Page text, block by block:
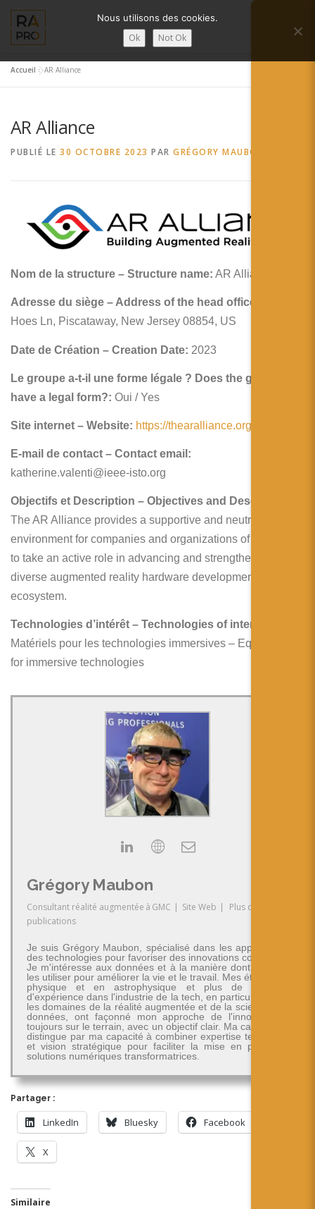
contenu
Menu
SERVICES RA’PRO
English
简体中文
日本語
Español
Accueil »AR Alliance
AR Alliance
PUBLIÉ LE 30 OCTOBRE 2023 PAR GRÉGORY MAUBON
Nom de la structure – Structure name: AR Alliance
Adresse du siège – Address of the head office:
Hoes Ln, Piscataway, New Jersey 08854, US
Date de Création – Creation Date: 2023
Le groupe a-t-il une forme légale ? Does the group
have a legal form?: Oui / Yes
Site internet – Website: https://thearalliance.org
E-mail de contact – Contact email:
katherine.valenti@ieee-isto.org
Objectifs et Description – Objectives and Description:
The AR Alliance provides a supportive and neutral
environment for companies and organizations of all sizes
to take an active role in advancing and strengthening the
diverse augmented reality hardware development
ecosystem.
Technologies d’intérêt – Technologies of interest:
Matériels pour les technologies immersives – Equipment
for immersive technologies
Grégory Maubon
Consultant réalité augmentée à GMC | Site Web |
Plus de
publications
Je suis Grégory Maubon, spécialisé dans les applications
des technologies pour favoriser des innovations concrètes.
Je m'intéresse aux données et à la manière dont on peut
les utiliser pour améliorer la vie et le travail. Mes études en
physique et en astrophysique et plus de 30 ans
d'expérience dans l'industrie de la tech, en particulier dans
les domaines de la réalité augmentée et de la science des
données, ont façonné mon approche de l'innovation -
toujours sur le terrain, avec un objectif clair. Ma carrière se
distingue par ma capacité à combiner expertise technique
et vision stratégique pour faciliter la mise en place de
solutions numériques transformatrices.
Partager :
LinkedIn Bluesky Facebook
X
Similaire
Nous utilisons des cookies.
Ok Not Ok